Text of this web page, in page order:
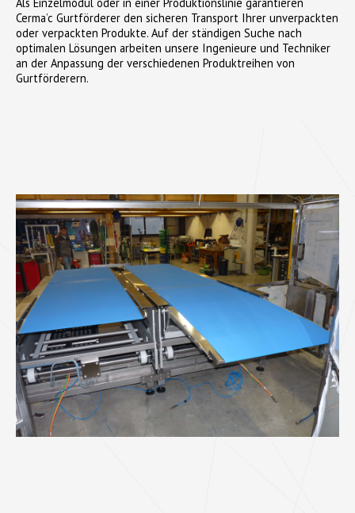
Cerma’c Gurtförderer den sicheren Transport Ihrer unverpackten
oder verpackten Produkte. Auf der ständigen Suche nach
optimalen Lösungen arbeiten unsere Ingenieure und Techniker
an der Anpassung der verschiedenen Produktreihen von
Gurtförderern.